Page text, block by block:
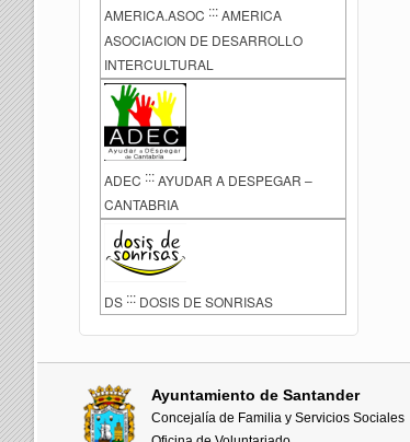
AMERICA.ASOC :::AMERICA
ASOCIACION DE DESARROLLO
INTERCULTURAL
ADEC ::: AYUDAR A DESPEGAR –
CANTABRIA
DS ::: DOSIS DE SONRISAS
Ayuntamiento de Santander
Concejalía de Familia y Servicios Sociales